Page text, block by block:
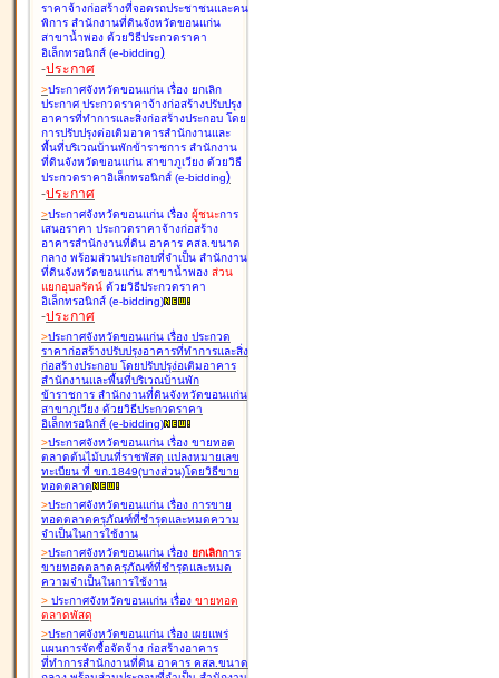
ราคาจ้างก่อสร้างที่จอดรถประชาชนและคน
พิการ สำนักงานที่ดินจังหวัดขอนแก่น
สาขาน้ำพอง ด้วยวิธีประกวดราคา
อิเล็กทรอนิกส์ (e-bidding)
-ประกาศ
>ประกาศจังหวัดขอนแก่น เรื่อง ยกเลิก
ประกาศ ประกวดราคาจ้างก่อสร้างปรับปรุง
อาคารที่ทำการและสิ่งก่อสร้างประกอบ โดย
การปรับปรุงต่อเติมอาคารสำนักงานและ
พื้นที่บริเวณบ้านพักข้าราชการ สำนักงาน
ที่ดินจังหวัดขอนแก่น สาขาภูเวียง ด้วยวิธี
ประกวดราคาอิเล็กทรอนิกส์ (e-bidding)
-ประกาศ
>ประกาศจังหวัดขอนแก่น เรื่อง ผู้ชนะการ
เสนอราคา ประกวดราคาจ้างก่อสร้าง
อาคารสำนักงานที่ดิน อาคาร คสล.ขนาด
กลาง พร้อมส่วนประกอบที่จำเป็น สำนักงาน
ที่ดินจังหวัดขอนแก่น สาขาน้ำพอง ส่วน
แยกอุบลรัตน์ ด้วยวิธีประกวดราคา
อิเล็กทรอนิกส์ (e-bidding)
-ประกาศ
>ประกาศจังหวัดขอนแก่น เรื่อง ประกวด
ราคาก่อสร้างปรับปรุงอาคารที่ทำการและสิ่ง
ก่อสร้างประกอบ โดยปรับปรุง่อเติมอาคาร
สำนักงานและพื้นที่บริเวณบ้านพัก
ข้าราชการ สำนักงานที่ดินจังหวัดขอนแก่น
สาขาภูเวียง ด้วยวิธีประกวดราคา
อิเล็กทรอนิกส์ (e-bidding)
>ประกาศจังหวัดขอนแก่น เรื่อง ขายทอด
ตลาดต้นไม้บนที่ราชพัสดุ แปลงหมายเลข
ทะเบียน ที่ ขก.1849(บางส่วน)โดยวิธีขาย
ทอดตลาด
>ประกาศจังหวัดขอนแก่น เรื่อง การขาย
ทอดตลาดครุภัณฑ์ที่ชำรุดและหมดความ
จำเป็นในการใช้งาน
>ประกาศจังหวัดขอนแก่น เรื่อง ยกเลิกการ
ขายทอดตลาดครุภัณฑ์ที่ชำรุดและหมด
ความจำเป็นในการใช้งาน
> ประกาศจังหวัดขอนแก่น เรื่อง ขายทอด
ตลาดพัสดุ
>ประกาศจังหวัดขอนแก่น เรื่อง เผยแพร่
แผนการจัดซื้อจัดจ้าง ก่อสร้างอาคาร
ที่ทำการสำนักงานที่ดิน อาคาร คสล.ขนาด